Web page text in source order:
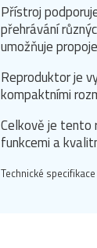
Přístroj
přehrávání
umožňuje
Reproduktor je
kompaktními
Celkově je tento
funkcemi a
Technické